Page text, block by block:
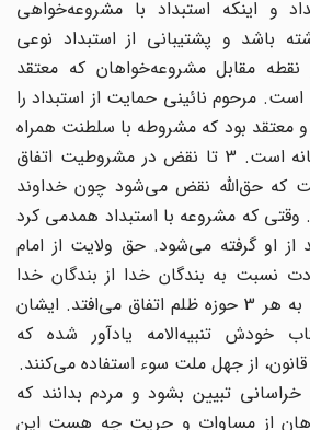
و اینکه استبداد با مشروعه‌خواهی
باشد و پشتیبانی از استبداد نوعی
مقابل مشروعه‌خواهان که معتقد
مرحوم نائینی حمایت از استبداد را
بود که مشروطه با سلطنت همراه
با اقتصاد و مظالم 3 گانه است. 3 تا نقض در مشروطیت اتفاق
حق‌الله نقض می‌شود چون خداوند
که مشروعه با استبداد همدمی کرد
او گرفته می‌شود. حق ولایت از امام
نسبت به بندگان خدا از بندگان خدا
گرفته می‌شود. و نسبت به هر 3 حوزه ظلم اتفاق می‌افتد. ایشان
تنبیه‌الامه یادآور شده که
از جهل ملت سوء استفاده می‌کنند.
تبیین بشود و مردم بدانند که
از مساوات و حریت چه هست این